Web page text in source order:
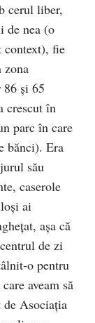
cerul liber,
de nea (o
context), fie
zona
și 65
crescut în
parc în care
bănci). Era
său
caserole
ai
așa că
de zi
o pentru
aveam să
Asociația